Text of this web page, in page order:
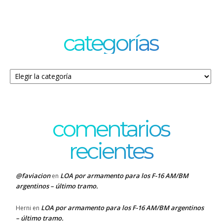
categorías
Categorías
comentarios
recientes
@faviacionen LOA por armamento para los F-16 AM/BM
argentinos – último tramo.
Herni en LOA por armamento para los F-16 AM/BM argentinos
– último tramo.